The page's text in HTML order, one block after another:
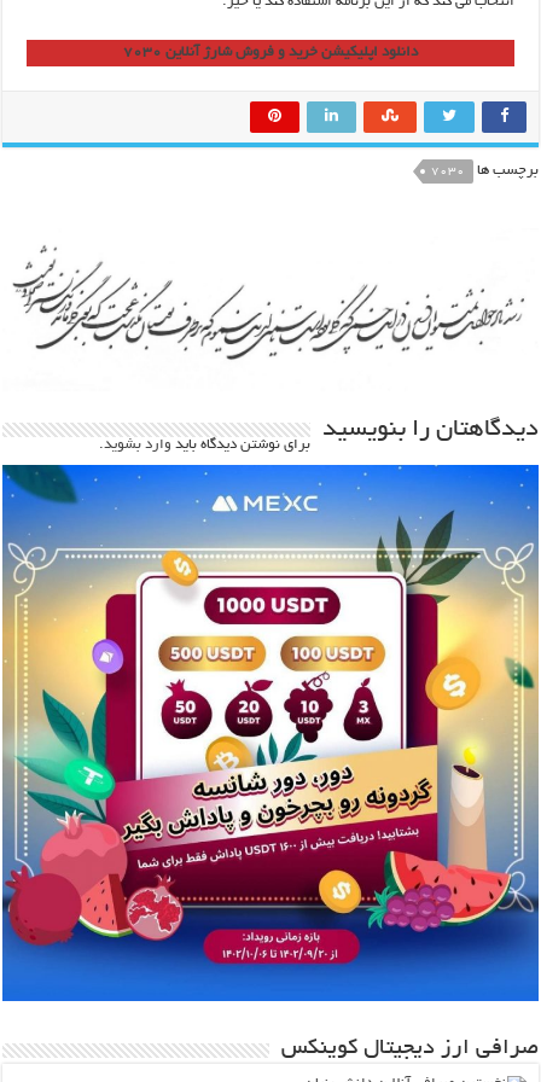
دانلود اپلیکیشن خرید و فروش شارژ آنلاین ۷۰۳۰
برچسب ها 7030
دیدگاهتان را بنویسید
برای نوشتن دیدگاه باید وارد بشوید.
صرافی ارز دیجیتال کوینکس